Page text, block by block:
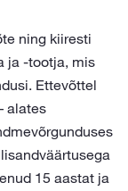
ning kiiresti
ja -tootja, mis
Ettevõttel
alates
15 aastat ja